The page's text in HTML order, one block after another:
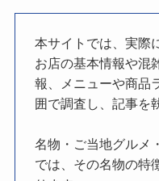
本サイトでは、実際
お店の基本情報や混
報、メニューや商品
囲で調査し、記事を
名物・ご当地グルメ
では、その名物の特